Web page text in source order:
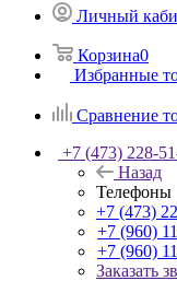
Личный
Корзина0
Избранные
Сравнение
+7 (473) 228-
Назад
Телефоны
+7 (473)
+7 (960)
+7 (960)
Заказать